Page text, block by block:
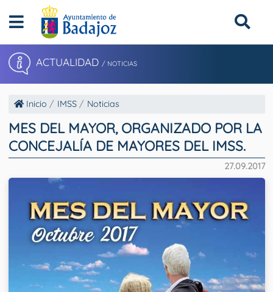
ACTUALIDAD / NOTICIAS
Inicio IMSS Noticias
MES DEL MAYOR, ORGANIZADO POR LA
CONCEJALÍA DE MAYORES DEL IMSS.
27.09.2017